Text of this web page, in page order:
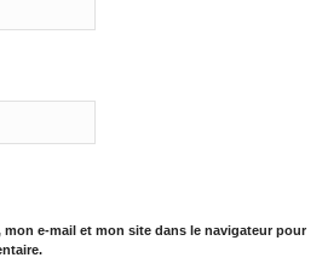
e-mail et mon site dans le navigateur pour